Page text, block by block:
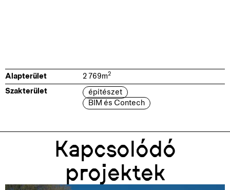
Alapterület 2 769m2
Szakterület
építészet
BIM és Contech
Kapcsolódó
projektek